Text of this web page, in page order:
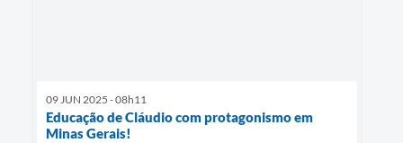
09 JUN 2025 - 08h11
Educação de Cláudio com protagonismo em
Minas Gerais!